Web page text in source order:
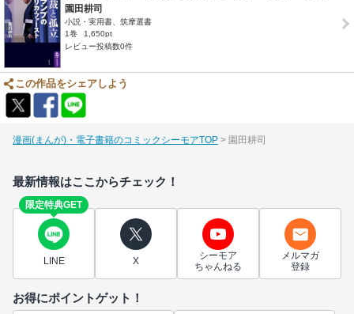
園田耕司
小説・実用書、筑摩選書
1巻
1,650pt
レビュー投稿数0件
この作品をシェアしよう
漫画(まんが)・電子書籍のコミックシーモアTOP 園田耕司
最新情報はここからチェック！
限定特典GET
LINE X
シーモア
ちゃんねる
メルマガ
登録
お得にポイントゲット！